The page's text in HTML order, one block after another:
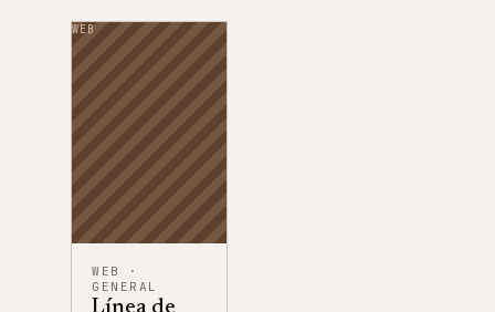
WEB
WEB
·
GENERAL
Línea de